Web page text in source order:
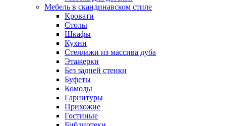
Мебель в скандинавском стиле
Кровати
Столы
Шкафы
Кухни
Стеллажи из массива дуба
Этажерки
Без задней стенки
Буфеты
Комоды
Гарнитуры
Прихожие
Гостиные